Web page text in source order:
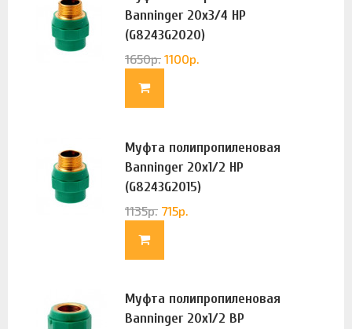
Banninger 20х3/4 НР
(G8243G2020)
1650р. 1100р.
Муфта полипропиленовая
Banninger 20х1/2 НР
(G8243G2015)
1135р. 715р.
Муфта полипропиленовая
Banninger 20х1/2 ВР